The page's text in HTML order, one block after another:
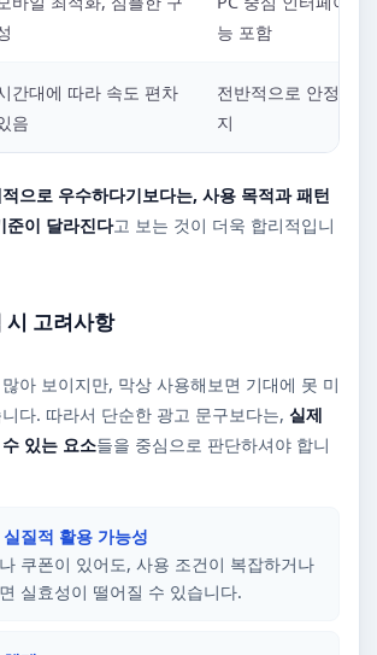
능 포함
간대에 따라 속도 편차
음
전반적으로 안정적
지
으로 우수하다기보다는, 사용 목적과 패턴
준이 달라진다고 보는 것이 더욱 합리적입니
시 고려사항
아 보이지만, 막상 사용해보면 기대에 못 미
다. 따라서 단순한 광고 문구보다는, 실제
있는 요소들을 중심으로 판단하셔야 합니
질적 활용 가능성
쿠폰이 있어도, 사용 조건이 복잡하거나
실효성이 떨어질 수 있습니다.